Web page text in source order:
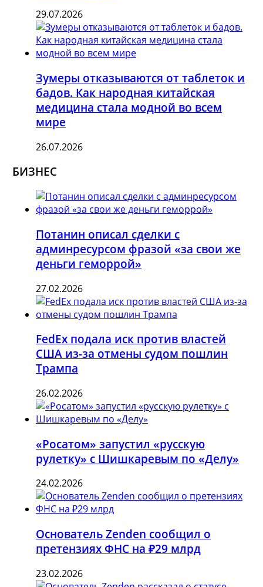
29.07.2026
Зумеры отказываются от таблеток и
бадов. Как народная китайская
медицина стала модной во всем
мире
26.07.2026
БИЗНЕС
Потанин описал сделки с
админресурсом фразой «за свои же
деньги геморрой»
27.02.2026
FedEx подала иск против властей
США из-за отмены судом пошлин
Трампа
26.02.2026
«Росатом» запустил «русскую
рулетку» с Шишкаревым по «Делу»
24.02.2026
Основатель Zenden сообщил о
претензиях ФНС на ₽29 млрд
23.02.2026